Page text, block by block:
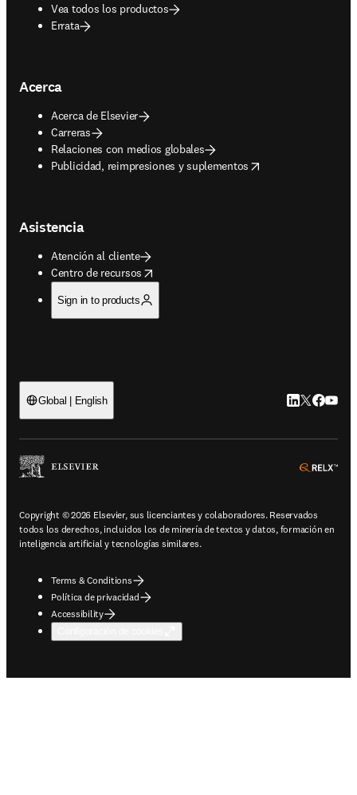
Vea todos los productos
Errata
Acerca
Acerca de Elsevier
Carreras
Relaciones con medios globales
Publicidad, reimpresiones y suplementos
opens in new tab/window
Asistencia
Atención al cliente
Centro de recursos
opens in new tab/window
Sign in to products
Global | English LinkedIn se
Twitter se
Copyright © 2026 Elsevier, sus licenciantes y colaboradores. Reservados
todos los derechos, incluidos los de minería de textos y datos, formación en
inteligencia artificial y tecnologías similares.
Terms & Conditions
Política de privacidad
Accessibility